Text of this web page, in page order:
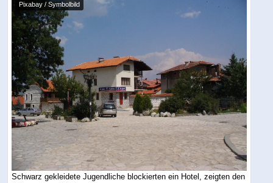
Pixabay / Symbolbild
Schwarz gekleidete Jugendliche blockierten ein Hotel, zeigten den